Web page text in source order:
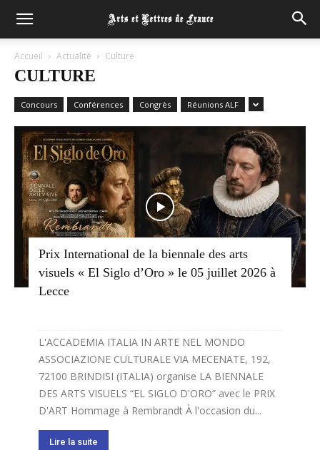
Accueil Actualité Culture
CULTURE
Concours Conférences Congrès Réunions ALF
Prix International de la biennale des arts
visuels « El Siglo d’Oro » le 05 juillet 2026 à
Lecce
L'ACCADEMIA ITALIA IN ARTE NEL MONDO
ASSOCIAZIONE CULTURALE VIA MECENATE, 192,
72100 BRINDISI (ITALIA) organise LA BIENNALE
DES ARTS VISUELS “EL SIGLO D'ORO” avec le PRIX
D'ART Hommage à Rembrandt À l'occasion du...
Lire la suite